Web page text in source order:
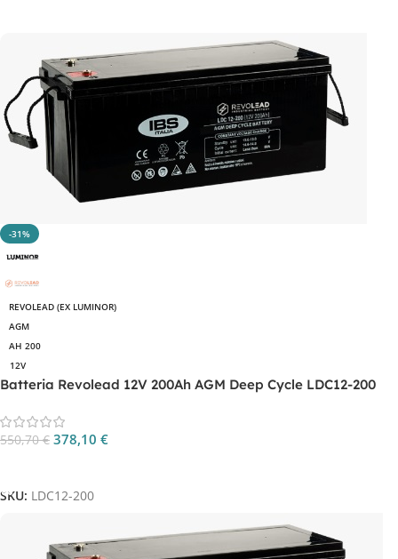
-31%
REVOLEAD (EX LUMINOR)
AGM
AH 200
12V
Batteria Revolead 12V 200Ah AGM Deep Cycle LDC12-200
550,70€ 378,10 €
SKU: LDC12-200